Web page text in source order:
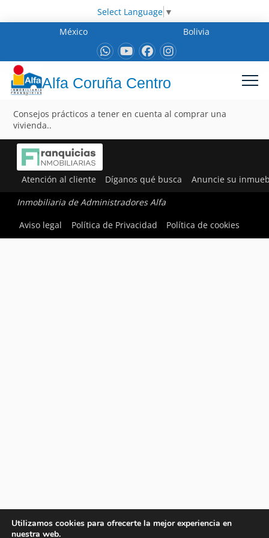
Select Language ▼
México
Bolivia
Alfa Coruña Centro
Consejos prácticos a tener en cuenta al comprar una
vivienda..
Atención al cliente Díganos qué busca Anuncie su
Inmobiliaria de Administradores Alfa
Aviso legal
Política de Privacidad Política de cookies
Utilizamos cookies para ofrecerte la mejor experiencia en
nuestra web.